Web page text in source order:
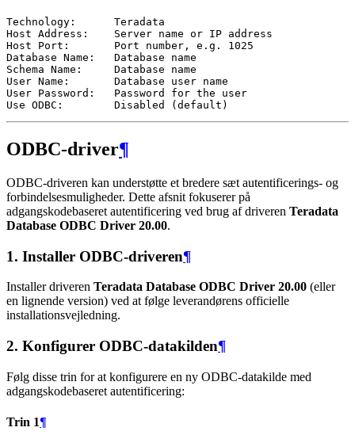
Technology:      Teradata
Host Address:    Server name or IP address
Host Port:       Port number, e.g. 1025
Database Name:   Database name
Schema Name:     Database name
User Name:       Database user name
User Password:   Password for the user
ODBC-driver¶
ODBC-driveren kan understøtte et bredere sæt autentificerings- og
forbindelsesmuligheder. Dette afsnit fokuserer på
adgangskodebaseret autentificering ved brug af driveren Teradata
Database ODBC Driver 20.00.
1. Installer ODBC-driveren¶
Installer driveren Teradata Database ODBC Driver 20.00 (eller
en lignende version) ved at følge leverandørens officielle
installationsvejledning.
2. Konfigurer ODBC-datakilden¶
Følg disse trin for at konfigurere en ny ODBC-datakilde med
adgangskodebaseret autentificering:
Trin 1¶